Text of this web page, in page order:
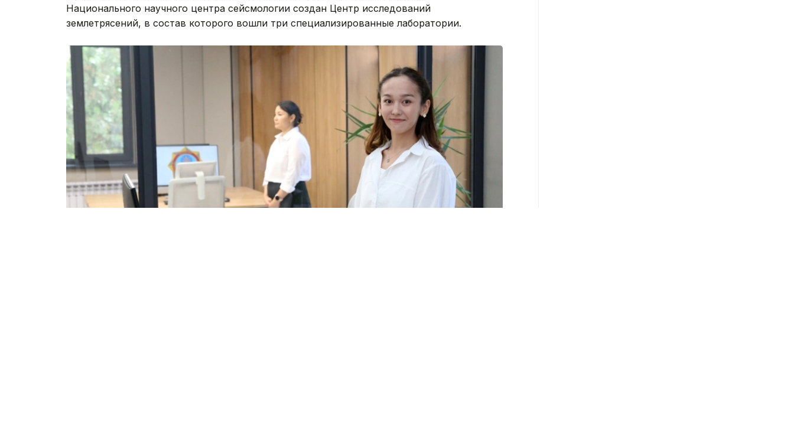
Национального научного центра сейсмологии создан Центр исследований
землетрясений, в состав которого вошли три специализированные лаборатории.